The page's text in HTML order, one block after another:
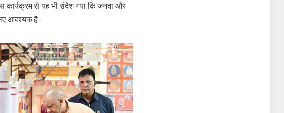
कार्यक्रम से यह भी संदेश गया कि जनता और
आवश्यक है।